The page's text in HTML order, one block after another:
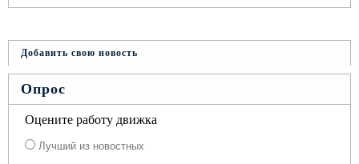
Добавить свою новость
Опрос
Оцените работу движка
Лучший из новостных